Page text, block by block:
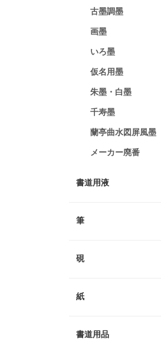
古墨調墨
画墨
いろ墨
仮名用墨
朱墨・白墨
千寿墨
蘭亭曲水図屏風墨
メーカー廃番
書道用液
筆
硯
紙
書道用品